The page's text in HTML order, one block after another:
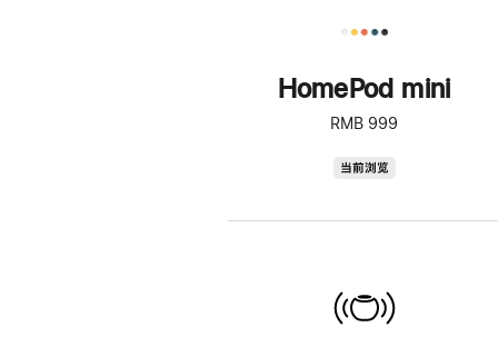
HomePod mini
RMB 999
当前浏览